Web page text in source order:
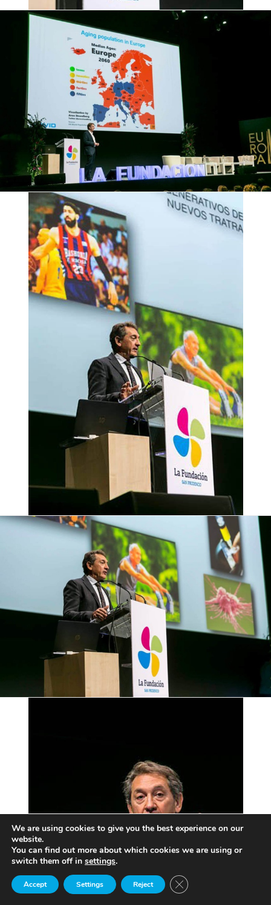
We are using cookies to give you the best experience on our
website.
You can find out more about which cookies we are using or
switch them off in settings.
Accept Reject
Settings Close GDPR Cookie